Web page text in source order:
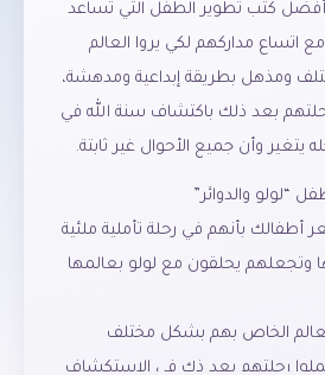
أفضل كتب تطوير الطفل التي تساعد
اتساع مداركهم لكي يروا العالم
ومذهل بطريقة إبداعية ومدهشة،
بعد ذلك باكتشاف سنة الله في
يتغير وأن جميع الأحوال غير ثابتة.
“لولو والدوائر”
أطفالك بأنهم في رحلة تأملية ملئية
وتجعلهم يحلقون مع لولو بعالمها
الخاص بهم بشكل مختلف
رحلتهم بعد ذك في الاستكشاف